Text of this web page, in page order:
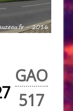
GAO
517